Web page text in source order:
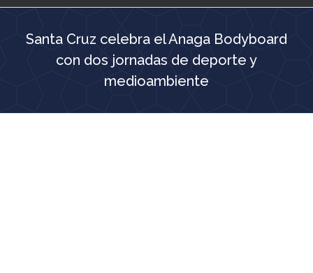
Santa Cruz celebra el Anaga Bodyboard
medioambiente